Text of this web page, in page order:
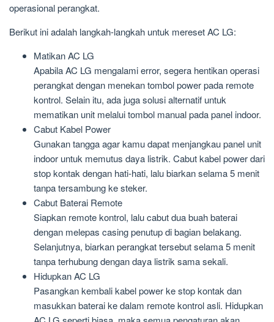
operasional perangkat.
Berikut ini adalah langkah-langkah untuk mereset AC LG:
Matikan AC LG
Apabila AC LG mengalami error, segera hentikan operasi
perangkat dengan menekan tombol power pada remote
kontrol. Selain itu, ada juga solusi alternatif untuk
mematikan unit melalui tombol manual pada panel indoor.
Cabut Kabel Power
Gunakan tangga agar kamu dapat menjangkau panel unit
indoor untuk memutus daya listrik. Cabut kabel power dari
stop kontak dengan hati-hati, lalu biarkan selama 5 menit
tanpa tersambung ke steker.
Cabut Baterai Remote
Siapkan remote kontrol, lalu cabut dua buah baterai
dengan melepas casing penutup di bagian belakang.
Selanjutnya, biarkan perangkat tersebut selama 5 menit
tanpa terhubung dengan daya listrik sama sekali.
Hidupkan AC LG
Pasangkan kembali kabel power ke stop kontak dan
masukkan baterai ke dalam remote kontrol asli. Hidupkan